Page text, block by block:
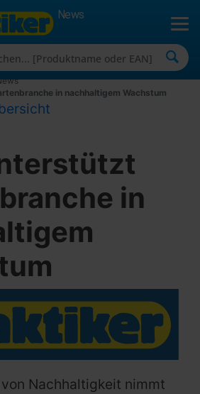
News
in nachhaltigem Wachstum
in
Nachhaltigkeit nimmt